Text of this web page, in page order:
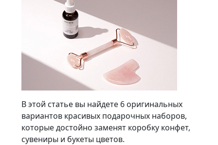
В этой статье вы найдете 6 оригинальных
вариантов красивых подарочных наборов,
которые достойно заменят коробку конфет,
сувениры и букеты цветов.